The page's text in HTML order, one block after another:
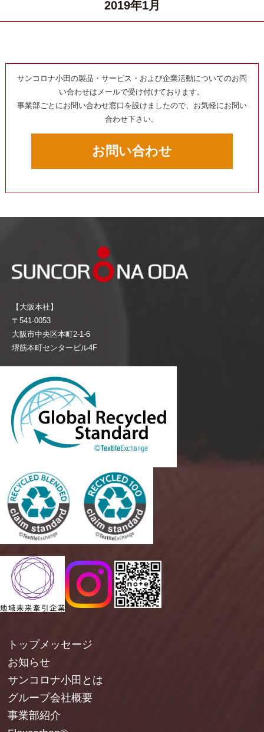
2019年1月
サンコロナ小田の製品・サービス・および企業活動についてのお問
い合わせはメールで受け付けております。
事業部ごとにお問い合わせ窓口を設けましたので、お気軽にお問い
合わせ下さい。
お問い合わせ
【大阪本社】
〒541-0053
大阪市中央区本町2-1-6
堺筋本町センタービル4F
トップメッセージ
お知らせ
サンコロナ小田とは
グループ会社概要
事業部紹介